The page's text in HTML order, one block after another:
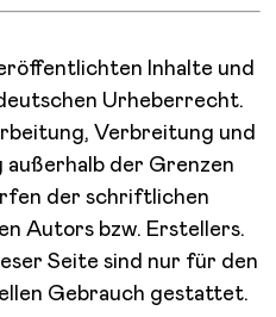
Inhalte und
Urheberrecht.
Verbreitung und
der Grenzen
der schriftlichen
Autors bzw. Erstellers.
Seite sind nur für den
Gebrauch gestattet.